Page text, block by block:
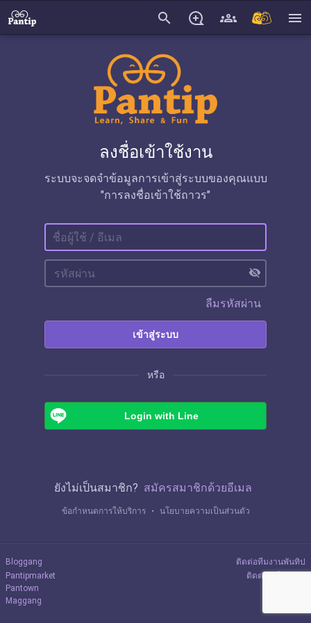
search menu
ลงชื่อเข้าใช้งาน
ระบบจะจดจำข้อมูลการเข้าสู่ระบบของคุณแบบ
"การลงชื่อเข้าใช้ถาวร"
visibility_off
ลืมรหัสผ่าน
เข้าสู่ระบบ
หรือ
Login with Line
ยังไม่เป็นสมาชิก? สมัครสมาชิกด้วยอีเมล
ข้อกำหนดการให้บริการ ・ นโยบายความเป็นส่วนตัว
Bloggang
Pantipmarket
Pantown
Maggang
ติดต่อทีมงานพันทิป
ติดต่อลงโฆษณา